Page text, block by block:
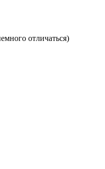
отличаться)